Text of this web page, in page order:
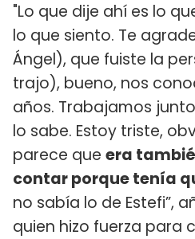
"Lo que dije ahí es lo
lo que siento. Te
Ángel), que fuiste la
trajo), bueno, nos
años. Trabajamos
lo sabe. Estoy triste,
parece que era
contar porque tenía
no sabía lo de Estefi”,
quien hizo fuerza para